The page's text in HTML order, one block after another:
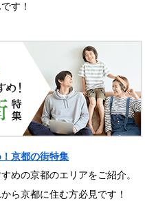
す！
京都の街特集
めの京都のエリアをご紹介。
ら京都に住む方必見です！